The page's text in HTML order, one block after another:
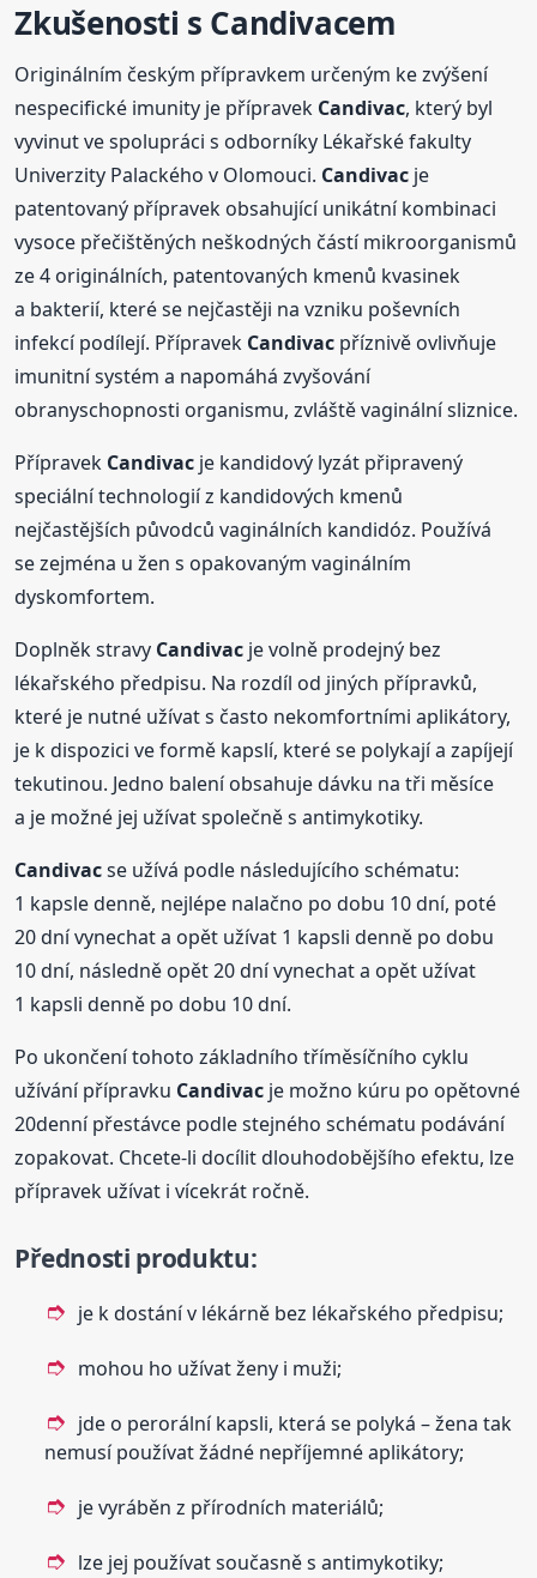
Zkušenosti s Candivacem
Originálním českým přípravkem určeným ke zvýšení
nespecifické imunity je přípravek Candivac, který byl
vyvinut ve spolupráci s odborníky Lékařské fakulty
Univerzity Palackého v Olomouci. Candivac je
patentovaný přípravek obsahující unikátní kombinaci
vysoce přečištěných neškodných částí mikroorganismů
ze 4 originálních, patentovaných kmenů kvasinek
a bakterií, které se nejčastěji na vzniku poševních
infekcí podílejí. Přípravek Candivac příznivě ovlivňuje
imunitní systém a napomáhá zvyšování
obranyschopnosti organismu, zvláště vaginální sliznice.
Přípravek Candivac je kandidový lyzát připravený
speciální technologií z kandidových kmenů
nejčastějších původců vaginálních kandidóz. Používá
se zejména u žen s opakovaným vaginálním
dyskomfortem.
Doplněk stravy Candivac je volně prodejný bez
lékařského předpisu. Na rozdíl od jiných přípravků,
které je nutné užívat s často nekomfortními aplikátory,
je k dispozici ve formě kapslí, které se polykají a zapíjejí
tekutinou. Jedno balení obsahuje dávku na tři měsíce
a je možné jej užívat společně s antimykotiky.
Candivacse užívá podle následujícího schématu:
1 kapsle denně, nejlépe nalačno po dobu 10 dní, poté
20 dní vynechat a opět užívat 1 kapsli denně po dobu
10 dní, následně opět 20 dní vynechat a opět užívat
1 kapsli denně po dobu 10 dní.
Po ukončení tohoto základního tříměsíčního cyklu
užívání přípravku Candivac je možno kúru po opětovné
20denní přestávce podle stejného schématu podávání
zopakovat. Chcete-li docílit dlouhodobějšího efektu, lze
přípravek užívat i vícekrát ročně.
Přednosti produktu:
je k dostání v lékárně bez lékařského předpisu;
mohou ho užívat ženy i muži;
jde o perorální kapsli, která se polyká – žena tak
nemusí používat žádné nepříjemné aplikátory;
je vyráběn z přírodních materiálů;
lze jej používat současně s antimykotiky;